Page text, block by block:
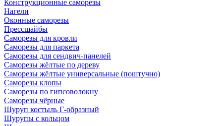
Конструкционные саморезы
Нагели
Оконные саморезы
Прессшайбы
Саморезы для кровли
Саморезы для паркета
Саморезы для сендвич-панелей
Саморезы жёлтые по дереву
Саморезы жёлтые универсальные (поштучно)
Саморезы клопы
Саморезы по гипсоволокну
Саморезы чёрные
Шуруп костыль Г-образный
Шурупы с кольцом